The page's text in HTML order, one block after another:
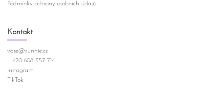
Podmínky ochrany osobních údajů
Kontakt
vase@vunnie.cz
+ 420 608 357 714
Instagram
TikTok